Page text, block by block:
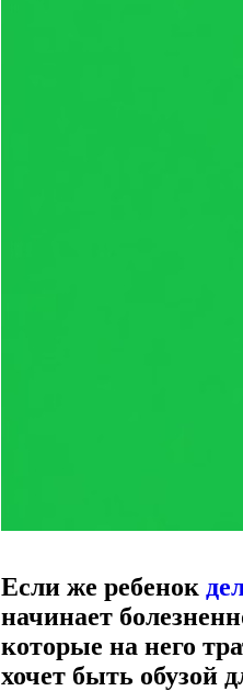
Если же ребенок
начинает
которые на него
хочет быть обузой